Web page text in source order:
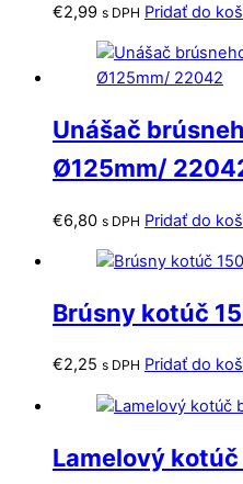
€2,99 s DPH Pridať do
Unášač
Ø125mm/
€6,80 s DPH Pridať do
Brúsny kotúč
€2,25 s DPH Pridať do
Lamelový